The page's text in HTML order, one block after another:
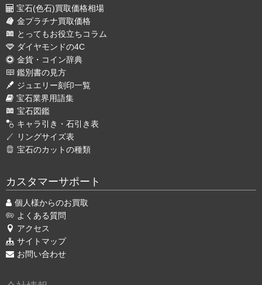
宝石(色石)買取価格相場
金プラチナ買取価格
とってもお役立ちコラム
ダイヤモンドの4C
金貨・コイン辞典
鑑別書の見方
ジュエリー刻印一覧
宝石業界用語集
宝石図鑑
キャラ引き・石引き表
リングサイズ表
宝石のカットの種類
カスタマーサポート
個人様からのお買取
よくある質問
アクセス
サイトマップ
お問い合わせ